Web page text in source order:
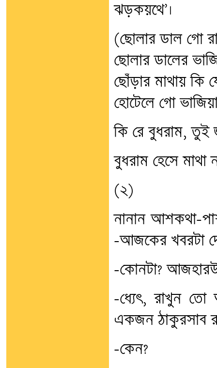
ঝড়কয়থে’।
(ছোলার ডাল গো
ছোলার ডালের
ছোঁড়ার মাথায় কি
হোটেলে গো
কি রে বুধরাম, তুই
বুধরাম হেসে মাথা
(২)
নানান আশকথা-
-আজকের খবরটা
–কোনটা?
–ধ্যেৎ, রাখুন
একজন ঠাকুরসাব
–কেন?